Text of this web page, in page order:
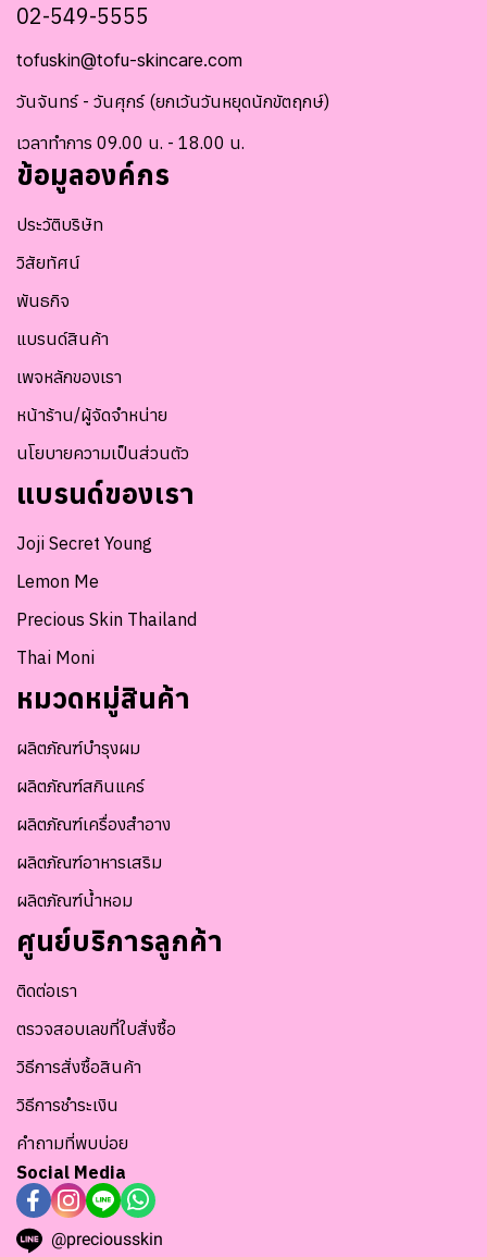
02-549-5555
tofuskin@tofu-skincare.com
วันจันทร์ - วันศุกร์ (ยกเว้นวันหยุดนักขัตฤกษ์)
เวลาทำการ 09.00 น. - 18.00 น.
ข้อมูลองค์กร
ประวัติบริษัท
วิสัยทัศน์
พันธกิจ
แบรนด์สินค้า
เพจหลักของเรา
หน้าร้าน/ผู้จัดจำหน่าย
นโยบายความเป็นส่วนตัว
แบรนด์ของเรา
Joji Secret Young
Lemon Me
Precious Skin Thailand
Thai Moni
หมวดหมู่สินค้า
ผลิตภัณฑ์บำรุงผม
ผลิตภัณฑ์สกินแคร์
ผลิตภัณฑ์เครื่องสำอาง
ผลิตภัณฑ์อาหารเสริม
ผลิตภัณฑ์น้ำหอม
ศูนย์บริการลูกค้า
ติดต่อเรา
ตรวจสอบเลขที่ใบสั่งซื้อ
วิธีการสั่งซื้อสินค้า
วิธีการชำระเงิน
คำถามที่พบบ่อย
Social Media
@preciousskin